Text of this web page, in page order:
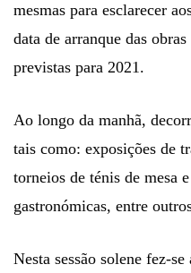
mesmas para esclarecer
data de arranque das
previstas para 2021.
Ao longo da manhã,
tais como: exposições de
torneios de ténis de mesa
gastronómicas, entre
Nesta sessão solene fez-